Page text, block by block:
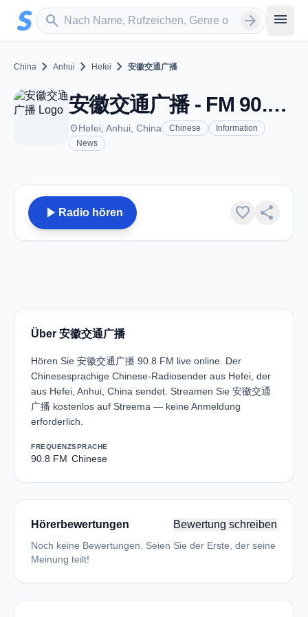
Zum Hauptinhalt springen
search
Sender suchen arrow_forward menu
China chevron_right Anhui chevron_right Hefei chevron_right 安徽交通广播
安徽交通广播 - FM 90.8 - Hefei
placeHefei, Anhui, China Chinese
Information
News
play_arrow Radio hören favorite share
Über 安徽交通广播
Hören Sie 安徽交通广播 90.8 FM live online. Der
Chinesesprachige Chinese-Radiosender aus Hefei, der
aus Hefei, Anhui, China sendet. Streamen Sie 安徽交通
广播 kostenlos auf Streema — keine Anmeldung
erforderlich.
FREQUENZ
90.8 FM
SPRACHE
Chinese
Hörerbewertungen Bewertung schreiben
Noch keine Bewertungen. Seien Sie der Erste, der seine
Meinung teilt!